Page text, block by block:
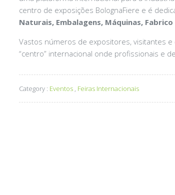
centro de exposições BolognaFiere e é
Naturais, Embalagens, Máquinas,
Vastos números de expositores, visitantes
“centro” internacional onde profissionais e
Category : Eventos , Feiras Internacionais